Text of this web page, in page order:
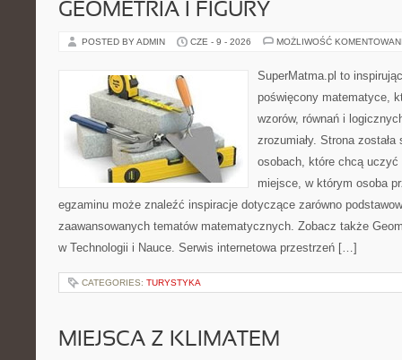
GEOMETRIA I FIGURY
POSTED BY ADMIN CZE - 9 - 2026 MOŻLIWOŚĆ
SuperMatma.pl to
poświęcony matematyce,
wzorów, równań i
zrozumiały. Strona
osobach, które chcą
miejsce, w którym osoba
egzaminu może znaleźć inspiracje dotyczące zarówno
zaawansowanych tematów matematycznych. Zobacz także
w Technologii i Nauce. Serwis internetowa przestrzeń […]
CATEGORIES: TURYSTYKA
MIEJSCA Z KLIMATEM